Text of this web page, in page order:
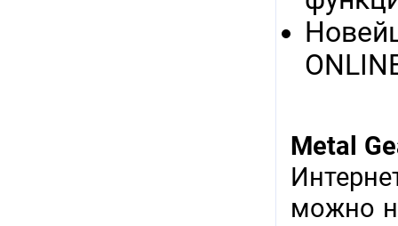
Metal
можно